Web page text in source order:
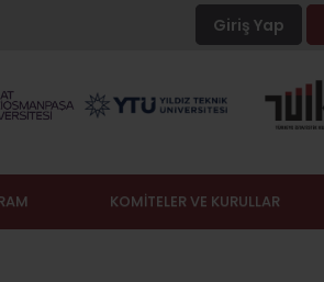
Giriş Yap
KOMİTELER VE KURULLAR